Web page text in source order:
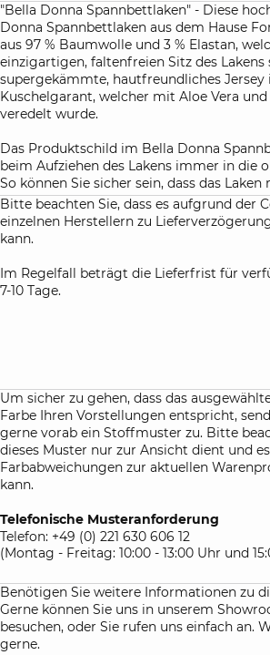
"Bella Donna Spannbettlaken" - Diese
Donna Spannbettlaken aus dem Hause
aus 97 % Baumwolle und 3 % Elastan,
einzigartigen, faltenfreien Sitz des Lakens
supergekämmte, hautfreundliches Jersey
Kuschelgarant, welcher mit Aloe Vera
veredelt wurde.
Das Produktschild im Bella Donna
beim Aufziehen des Lakens immer in die
So können Sie sicher sein, dass das
aufgezogen ist.
Diese Bettlaken sind besonders als
finden Sie das passende Spannbettlaken
Boxspringbett.
kleines Hand-Muster zu, damit Sie die
Qualität des Stoffes begutachten können.
Atelierservice:
auf Anfrage lassen wir gerne für Sie
in Sondermaßen für Sie anfertigen. Bitte
Lieferzeit sowie besonderen
maßangefertigte Bettlaken.
Bitte beachten Sie, dass es aufgrund der
einzelnen Herstellern zu
kann.
Im Regelfall beträgt die Lieferfrist für
7-10 Tage.
Um sicher zu gehen, dass das
Farbe Ihren Vorstellungen entspricht,
gerne vorab ein Stoffmuster zu. Bitte
dieses Muster nur zur Ansicht dient und
Farbabweichungen zur aktuellen
kann.
Telefonische Musteranforderung
Telefon: +49 (0) 221 630 606 12
(Montag - Freitag: 10:00 - 13:00 Uhr und
Benötigen Sie weitere Informationen zu
Gerne können Sie uns in unserem
besuchen, oder Sie rufen uns einfach an.
gerne.